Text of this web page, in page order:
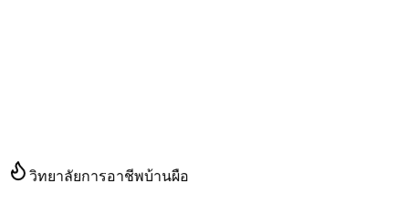
วิทยาลัยการอาชีพบ้านผือ